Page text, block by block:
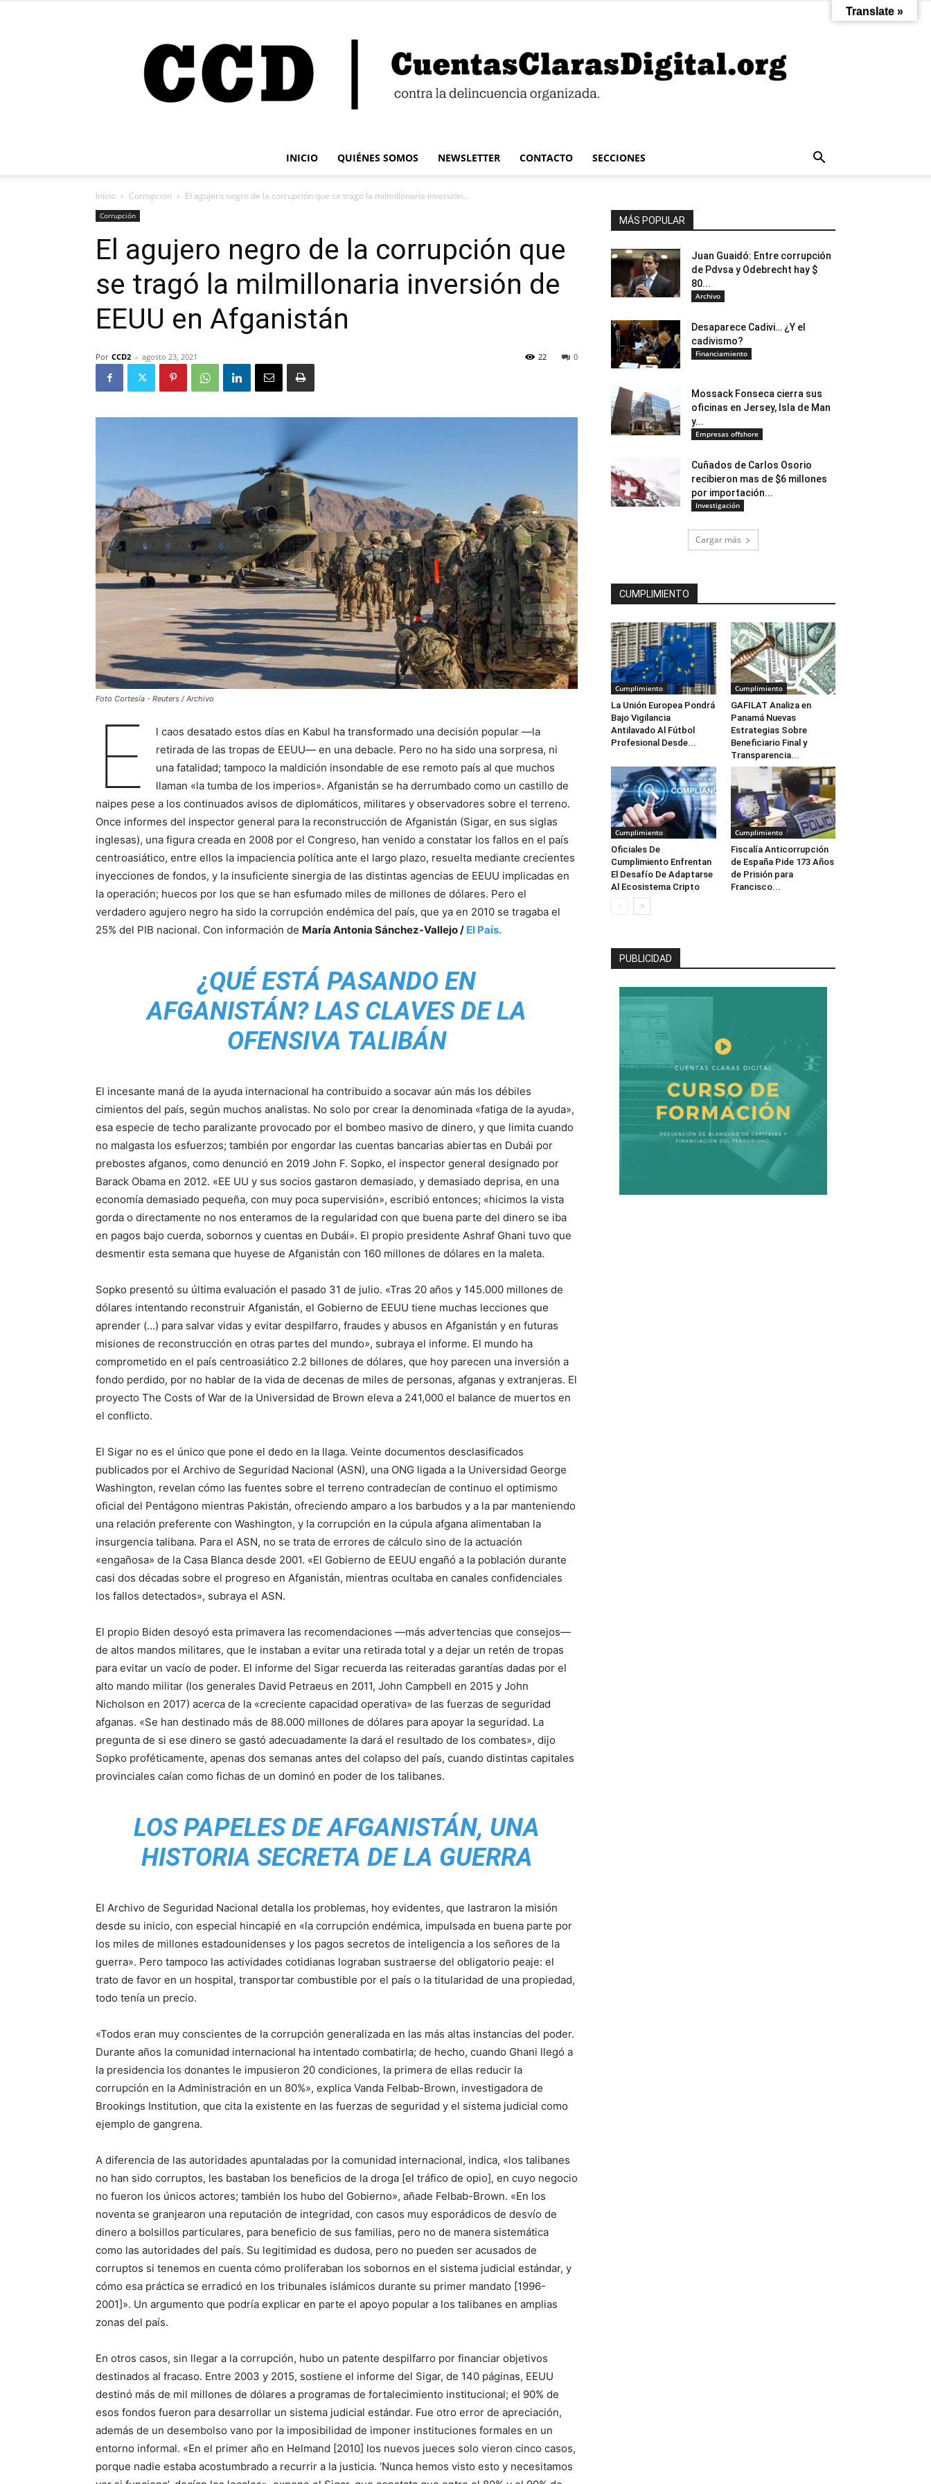
Claras
INICIO QUIÉNES SOMOS NEWSLETTER CONTACTO SECCIONES
Inicio Corrupción El agujero negro de la corrupción que se tragó la milmillonaria inversión...
Corrupción
El agujero negro de la corrupción que
se tragó la milmillonaria inversión de
EEUU en Afganistán
Por CCD2 - agosto 23, 2021 0
22
Foto Cortesía - Reuters / Archivo
E
l caos desatado estos días en Kabul ha transformado una decisión popular ―la
retirada de las tropas de EEUU― en una debacle. Pero no ha sido una sorpresa, ni
una fatalidad; tampoco la maldición insondable de ese remoto país al que muchos
llaman «la tumba de los imperios». Afganistán se ha derrumbado como un castillo de
naipes pese a los continuados avisos de diplomáticos, militares y observadores sobre el terreno.
Once informes del inspector general para la reconstrucción de Afganistán (Sigar, en sus siglas
inglesas), una figura creada en 2008 por el Congreso, han venido a constatar los fallos en el país
centroasiático, entre ellos la impaciencia política ante el largo plazo, resuelta mediante crecientes
inyecciones de fondos, y la insuficiente sinergia de las distintas agencias de EEUU implicadas en
la operación; huecos por los que se han esfumado miles de millones de dólares. Pero el
verdadero agujero negro ha sido la corrupción endémica del país, que ya en 2010 se tragaba el
25% del PIB nacional. Con información de María Antonia Sánchez-Vallejo / El País.
¿QUÉ ESTÁ PASANDO EN
AFGANISTÁN? LAS CLAVES DE LA
OFENSIVA TALIBÁN
El incesante maná de la ayuda internacional ha contribuido a socavar aún más los débiles
cimientos del país, según muchos analistas. No solo por crear la denominada «fatiga de la ayuda»,
esa especie de techo paralizante provocado por el bombeo masivo de dinero, y que limita cuando
no malgasta los esfuerzos; también por engordar las cuentas bancarias abiertas en Dubái por
prebostes afganos, como denunció en 2019 John F. Sopko, el inspector general designado por
Barack Obama en 2012. «EE UU y sus socios gastaron demasiado, y demasiado deprisa, en una
economía demasiado pequeña, con muy poca supervisión», escribió entonces; «hicimos la vista
gorda o directamente no nos enteramos de la regularidad con que buena parte del dinero se iba
en pagos bajo cuerda, sobornos y cuentas en Dubái». El propio presidente Ashraf Ghani tuvo que
desmentir esta semana que huyese de Afganistán con 160 millones de dólares en la maleta.
Sopko presentó su última evaluación el pasado 31 de julio. «Tras 20 años y 145.000 millones de
dólares intentando reconstruir Afganistán, el Gobierno de EEUU tiene muchas lecciones que
aprender (…) para salvar vidas y evitar despilfarro, fraudes y abusos en Afganistán y en futuras
misiones de reconstrucción en otras partes del mundo», subraya el informe. El mundo ha
comprometido en el país centroasiático 2.2 billones de dólares, que hoy parecen una inversión a
fondo perdido, por no hablar de la vida de decenas de miles de personas, afganas y extranjeras. El
proyecto The Costs of War de la Universidad de Brown eleva a 241,000 el balance de muertos en
el conflicto.
El Sigar no es el único que pone el dedo en la llaga. Veinte documentos desclasificados
publicados por el Archivo de Seguridad Nacional (ASN), una ONG ligada a la Universidad George
Washington, revelan cómo las fuentes sobre el terreno contradecían de continuo el optimismo
oficial del Pentágono mientras Pakistán, ofreciendo amparo a los barbudos y a la par manteniendo
una relación preferente con Washington, y la corrupción en la cúpula afgana alimentaban la
insurgencia talibana. Para el ASN, no se trata de errores de cálculo sino de la actuación
«engañosa» de la Casa Blanca desde 2001. «El Gobierno de EEUU engañó a la población durante
casi dos décadas sobre el progreso en Afganistán, mientras ocultaba en canales confidenciales
los fallos detectados», subraya el ASN.
El propio Biden desoyó esta primavera las recomendaciones ―más advertencias que consejos―
de altos mandos militares, que le instaban a evitar una retirada total y a dejar un retén de tropas
para evitar un vacío de poder. El informe del Sigar recuerda las reiteradas garantías dadas por el
alto mando militar (los generales David Petraeus en 2011, John Campbell en 2015 y John
Nicholson en 2017) acerca de la «creciente capacidad operativa» de las fuerzas de seguridad
afganas. «Se han destinado más de 88.000 millones de dólares para apoyar la seguridad. La
pregunta de si ese dinero se gastó adecuadamente la dará el resultado de los combates», dijo
Sopko proféticamente, apenas dos semanas antes del colapso del país, cuando distintas capitales
provinciales caían como fichas de un dominó en poder de los talibanes.
LOS PAPELES DE AFGANISTÁN, UNA
HISTORIA SECRETA DE LA GUERRA
El Archivo de Seguridad Nacional detalla los problemas, hoy evidentes, que lastraron la misión
desde su inicio, con especial hincapié en «la corrupción endémica, impulsada en buena parte por
los miles de millones estadounidenses y los pagos secretos de inteligencia a los señores de la
guerra». Pero tampoco las actividades cotidianas lograban sustraerse del obligatorio peaje: el
trato de favor en un hospital, transportar combustible por el país o la titularidad de una propiedad,
todo tenía un precio.
«Todos eran muy conscientes de la corrupción generalizada en las más altas instancias del poder.
Durante años la comunidad internacional ha intentado combatirla; de hecho, cuando Ghani llegó a
la presidencia los donantes le impusieron 20 condiciones, la primera de ellas reducir la
corrupción en la Administración en un 80%», explica Vanda Felbab-Brown, investigadora de
Brookings Institution, que cita la existente en las fuerzas de seguridad y el sistema judicial como
ejemplo de gangrena.
A diferencia de las autoridades apuntaladas por la comunidad internacional, indica, «los talibanes
no han sido corruptos, les bastaban los beneficios de la droga [el tráfico de opio], en cuyo negocio
no fueron los únicos actores; también los hubo del Gobierno», añade Felbab-Brown. «En los
noventa se granjearon una reputación de integridad, con casos muy esporádicos de desvío de
dinero a bolsillos particulares, para beneficio de sus familias, pero no de manera sistemática
como las autoridades del país. Su legitimidad es dudosa, pero no pueden ser acusados de
corruptos si tenemos en cuenta cómo proliferaban los sobornos en el sistema judicial estándar, y
cómo esa práctica se erradicó en los tribunales islámicos durante su primer mandato [1996-
2001]». Un argumento que podría explicar en parte el apoyo popular a los talibanes en amplias
zonas del país.
En otros casos, sin llegar a la corrupción, hubo un patente despilfarro por financiar objetivos
destinados al fracaso. Entre 2003 y 2015, sostiene el informe del Sigar, de 140 páginas, EEUU
destinó más de mil millones de dólares a programas de fortalecimiento institucional; el 90% de
esos fondos fueron para desarrollar un sistema judicial estándar. Fue otro error de apreciación,
además de un desembolso vano por la imposibilidad de imponer instituciones formales en un
entorno informal. «En el primer año en Helmand [2010] los nuevos jueces solo vieron cinco casos,
porque nadie estaba acostumbrado a recurrir a la justicia. ‘Nunca hemos visto esto y necesitamos
MÁS POPULAR
Juan Guaidó: Entre corrupción
de Pdvsa y Odebrecht hay $
80...
Archivo
Desaparece Cadivi… ¿Y el
cadivismo?
Financiamiento
Mossack Fonseca cierra sus
oficinas en Jersey, Isla de Man
y...
Empresas offshore
Cuñados de Carlos Osorio
recibieron mas de $6 millones
por importación...
Investigación
Cargar más
CUMPLIMIENTO
Cumplimiento
La Unión Europea Pondrá
Bajo Vigilancia
Antilavado Al Fútbol
Profesional Desde...
Cumplimiento
GAFILAT Analiza en
Panamá Nuevas
Estrategias Sobre
Beneficiario Final y
Transparencia...
Cumplimiento
Oficiales De
Cumplimiento Enfrentan
El Desafío De Adaptarse
Al Ecosistema Cripto
Cumplimiento
Fiscalía Anticorrupción
de España Pide 173 Años
de Prisión para
Francisco...
PUBLICIDAD
Translate »